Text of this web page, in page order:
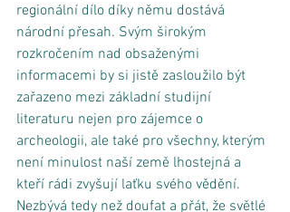
regionální dílo díky němu dostává
národní přesah. Svým širokým
rozkročením nad obsaženými
informacemi by si jistě zasloužilo být
zařazeno mezi základní studijní
literaturu nejen pro zájemce o
archeologii, ale také pro všechny, kterým
není minulost naší země lhostejná a
kteří rádi zvyšují laťku svého vědění.
Nezbývá tedy než doufat a přát, že světlé